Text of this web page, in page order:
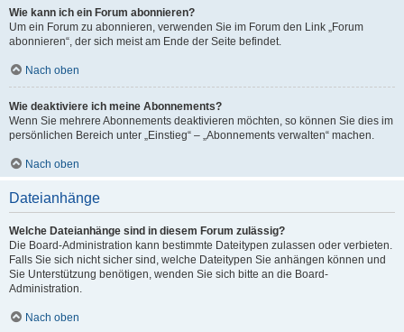
Wie kann ich ein Forum abonnieren?
Um ein Forum zu abonnieren, verwenden Sie im Forum den Link „Forum
abonnieren“, der sich meist am Ende der Seite befindet.
Nach oben
Wie deaktiviere ich meine Abonnements?
Wenn Sie mehrere Abonnements deaktivieren möchten, so können Sie dies im
persönlichen Bereich unter „Einstieg“ – „Abonnements verwalten“ machen.
Nach oben
Dateianhänge
Welche Dateianhänge sind in diesem Forum zulässig?
Die Board-Administration kann bestimmte Dateitypen zulassen oder verbieten.
Falls Sie sich nicht sicher sind, welche Dateitypen Sie anhängen können und
Sie Unterstützung benötigen, wenden Sie sich bitte an die Board-
Administration.
Nach oben